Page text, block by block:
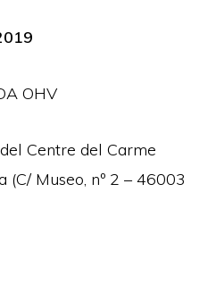
OHV
Centre del Carme
Museo, nº 2 – 46003